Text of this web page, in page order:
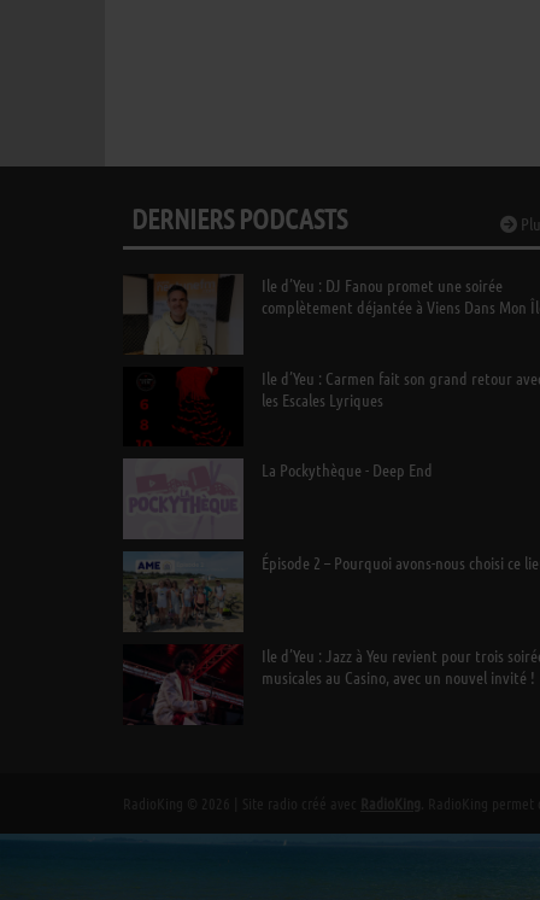
DERNIERS PODCASTS
Ile d’Yeu : DJ Fanou promet une soirée
complètement déjantée à Viens Dans Mon
Ile d’Yeu : Carmen fait son grand retour
les Escales Lyriques
La Pockythèque - Deep End
Épisode 2 – Pourquoi avons-nous choisi ce
Ile d’Yeu : Jazz à Yeu revient pour trois
musicales au Casino, avec un nouvel invité !